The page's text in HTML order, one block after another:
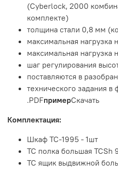
(Cyberlock, 2000
комплекте)
толщина стали 0,8 мм
максимальная
максимальная нагрузка
шаг регулирования
поставляются в
технического задания в
.PDFпримерСкачать
Комплектация:
Шкаф TC-1995 - 1шт
TC полка большая TCSh
TC ящик выдвижной